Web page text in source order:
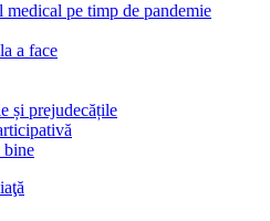
pe timp de pandemie
a face
și prejudecățile
bine